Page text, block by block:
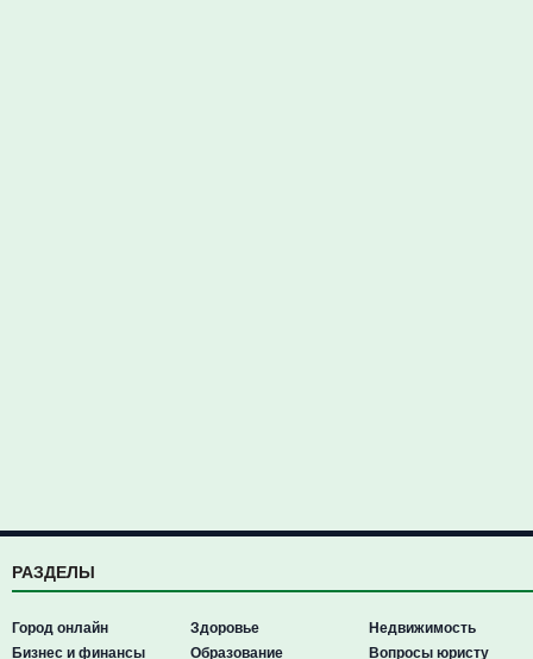
РАЗДЕЛЫ
Город онлайн
Бизнес и финансы
Здоровье
Образование
Недвижимость
Вопросы юристу